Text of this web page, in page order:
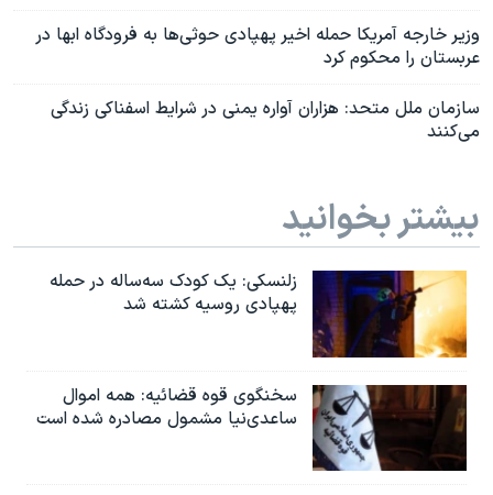
وزیر خارجه آمریکا حمله اخیر پهپادی حوثی‌ها به فرودگاه ابها در
عربستان را محکوم کرد
سازمان ملل متحد: هزاران آواره یمنی در شرایط اسفناکی زندگی
می‌کنند
بیشتر بخوانید
زلنسکی: یک کودک سه‌ساله در حمله
پهپادی روسیه کشته شد
سخنگوی قوه قضائیه: همه اموال
ساعدی‌نیا مشمول مصادره شده است